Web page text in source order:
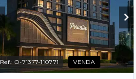
Ref.: O-71377-110771 VENDA